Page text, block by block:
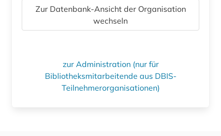
Zur Datenbank-Ansicht der Organisation
wechseln
zur Administration (nur für
Bibliotheksmitarbeitende aus DBIS-
Teilnehmerorganisationen)